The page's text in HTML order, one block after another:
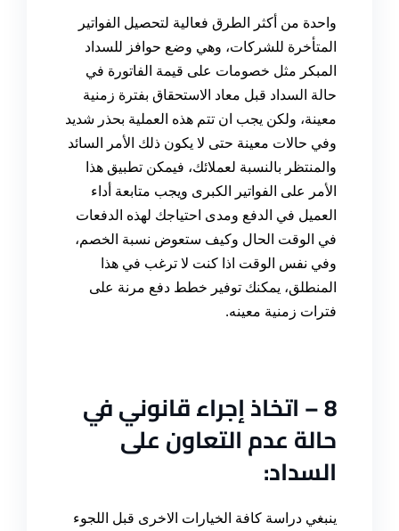
واحدة من أكثر الطرق فعالية لتحصيل الفواتير
المتأخرة للشركات، وهي وضع حوافز للسداد
المبكر مثل خصومات على قيمة الفاتورة في
حالة السداد قبل معاد الاستحقاق بفترة زمنية
معينة، ولكن يجب ان تتم هذه العملية بحذر شديد
وفي حالات معينة حتى لا يكون ذلك الأمر السائد
والمنتظر بالنسبة لعملائك، فيمكن تطبيق هذا
الأمر على الفواتير الكبرى ويجب متابعة أداء
العميل في الدفع ومدى احتياجك لهذه الدفعات
في الوقت الحال وكيف ستعوض نسبة الخصم،
وفي نفس الوقت اذا كنت لا ترغب في هذا
المنطلق، يمكنك توفير خطط دفع مرنة على
فترات زمنية معينه.
8 – اتخاذ إجراء قانوني في
حالة عدم التعاون على
السداد:
ينبغي دراسة كافة الخيارات الاخرى قبل اللجوء